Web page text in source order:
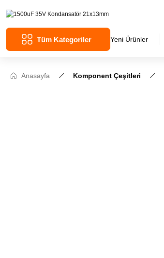
Tüm Kategoriler Yeni Ürünler
Anasayfa Komponent Çeşitleri